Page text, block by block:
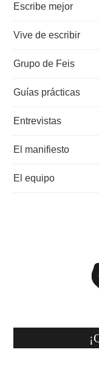
Escribe mejor
Vive de escribir
Grupo de Feis
Guías prácticas
Entrevistas
El manifiesto
El equipo